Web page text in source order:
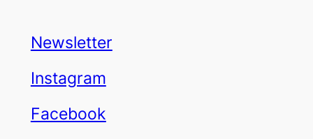
Newsletter
Instagram
Facebook